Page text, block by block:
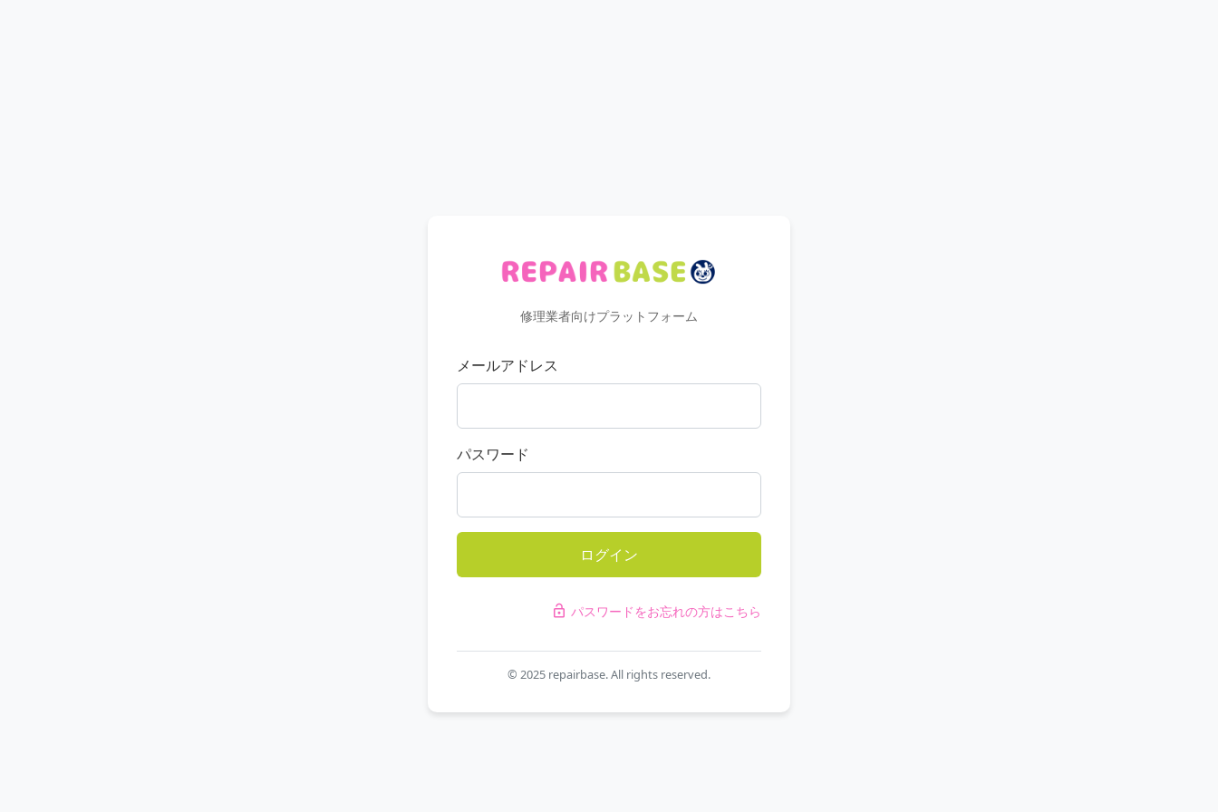
修理業者向けプラットフォーム
メールアドレス
パスワード
ログイン
lock_open パスワードをお忘れの方はこちら
© 2025 repairbase. All rights reserved.